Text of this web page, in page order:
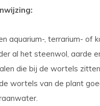
aquarium-, terrarium- of
al het steenwol, aarde
die bij de wortels
wortels van de plant